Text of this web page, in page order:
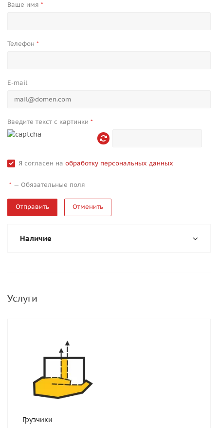
Ваше имя *
Телефон *
E-mail
Введите текст с картинки *
Я согласен на обработку персональных данных
* — Обязательные поля
Отменить
Наличие
Услуги
Грузчики